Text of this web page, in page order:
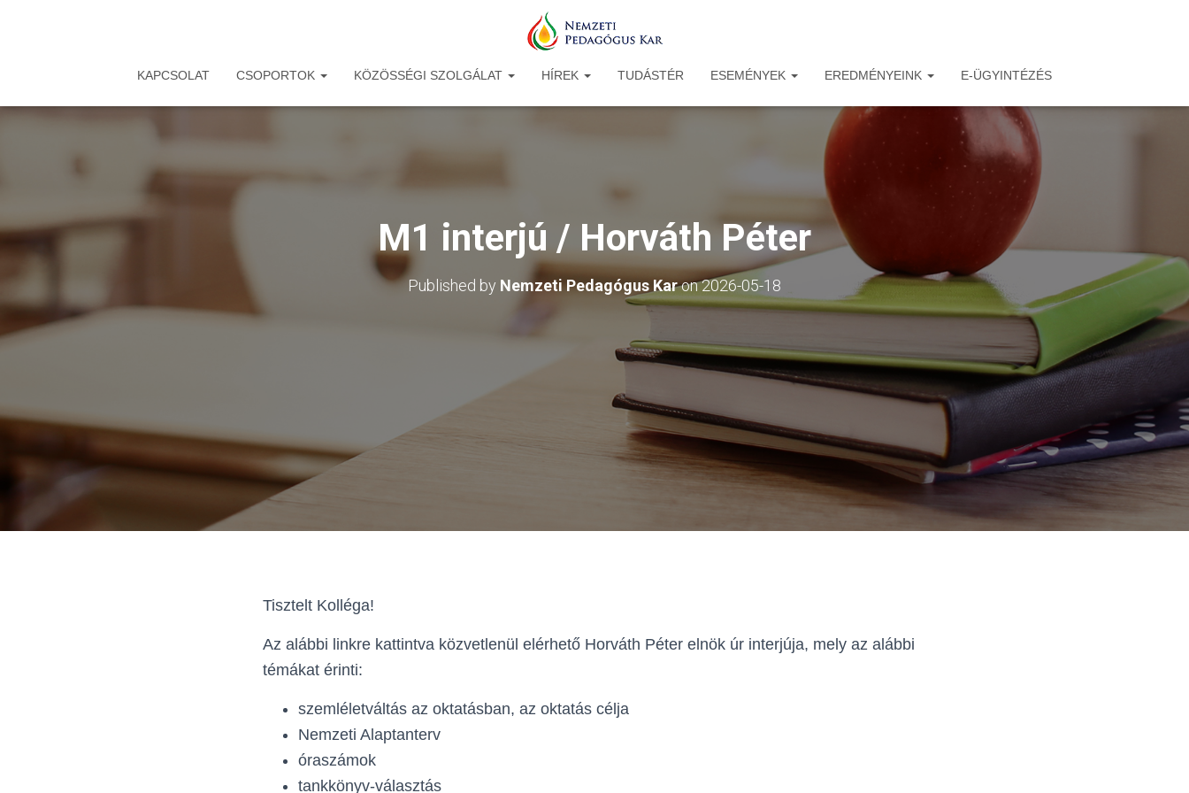
KAPCSOLAT CSOPORTOK KÖZÖSSÉGI SZOLGÁLAT HÍREK TUDÁSTÉR ESEMÉNYEK EREDMÉNYEINK E-ÜGYINTÉZÉS
M1 interjú / Horváth Péter
Published by Nemzeti Pedagógus Karon2026-05-18
Tisztelt Kolléga!
Az alábbi linkre kattintva közvetlenül elérhető Horváth Péter elnök úr interjúja, mely az alábbi
témákat érinti:
szemléletváltás az oktatásban, az oktatás célja
Nemzeti Alaptanterv
óraszámok
tankkönyv-választás